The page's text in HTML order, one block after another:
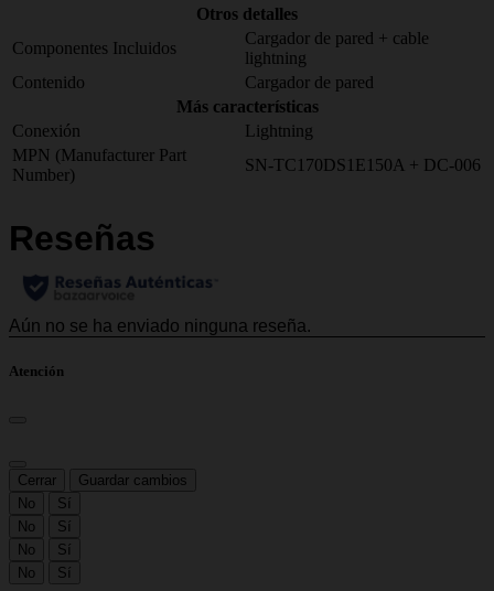
Otros detalles
Componentes Incluidos
Cargador de pared + cable
lightning
Contenido
Cargador de pared
Más características
Conexión
Lightning
MPN (Manufacturer Part
Number)
SN-TC170DS1E150A + DC-006
Atención
Cerrar
Guardar cambios
No
Sí
No
Sí
No
Sí
No
Sí